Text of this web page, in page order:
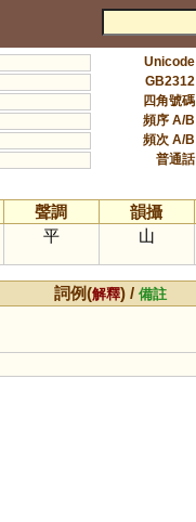
Unicode
GB2312
四角號碼
頻序 A/B
頻次 A/B
普通話
聲調 韻攝
平 山
詞例(解釋) /備註